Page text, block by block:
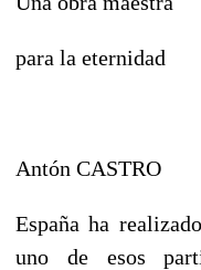
para la eternidad
Antón CASTRO
España ha
uno de esos